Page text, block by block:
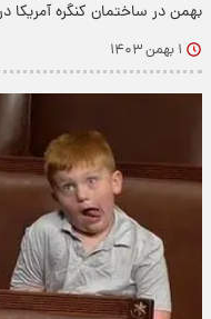
بهمن در ساختمان کنگره آمریکا
۱ بهمن ۱۴۰۳